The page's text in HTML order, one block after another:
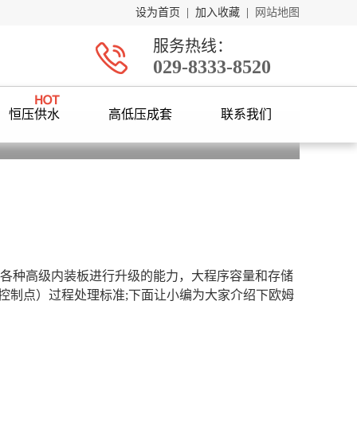
设为首页 加入收藏 网站地图
服务热线：
029-8333-8520
恒压供水 高低压成套 联系我们
高级内装板进行升级的能力，大程序容量和存储
制点）过程处理标准;下面让小编为大家介绍下欧姆